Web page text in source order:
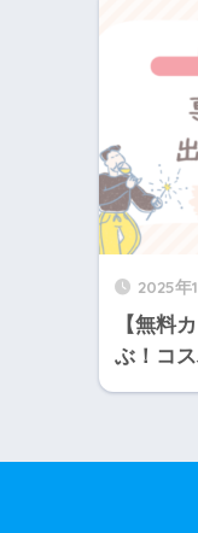
2025年
【無料
ぶ！コ